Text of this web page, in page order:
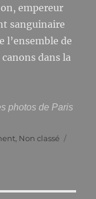
empereur
sanguinaire
l’ensemble de
dans la
photos de Paris
Non classé